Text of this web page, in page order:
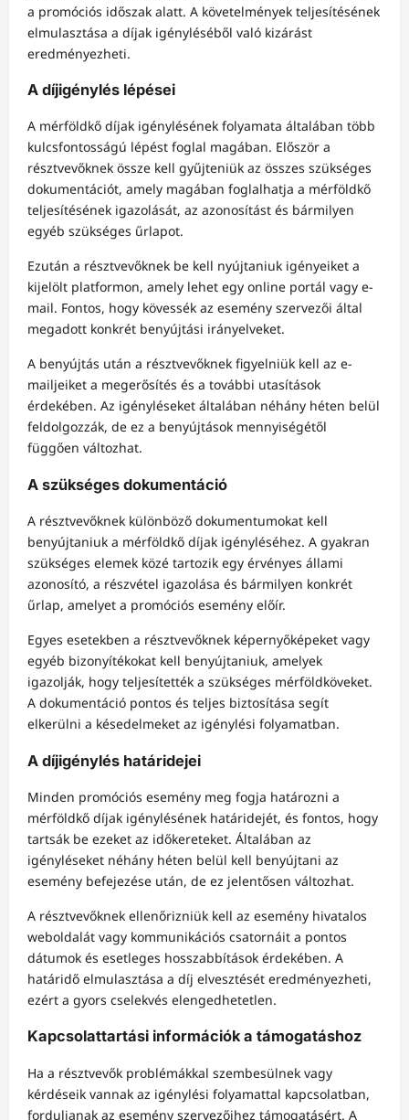
a promóciós időszak alatt. A követelmények teljesítésének
elmulasztása a díjak igényléséből való kizárást
eredményezheti.
A díjigénylés lépései
A mérföldkő díjak igénylésének folyamata általában több
kulcsfontosságú lépést foglal magában. Először a
résztvevőknek össze kell gyűjteniük az összes szükséges
dokumentációt, amely magában foglalhatja a mérföldkő
teljesítésének igazolását, az azonosítást és bármilyen
egyéb szükséges űrlapot.
Ezután a résztvevőknek be kell nyújtaniuk igényeiket a
kijelölt platformon, amely lehet egy online portál vagy e-
mail. Fontos, hogy kövessék az esemény szervezői által
megadott konkrét benyújtási irányelveket.
A benyújtás után a résztvevőknek figyelniük kell az e-
mailjeiket a megerősítés és a további utasítások
érdekében. Az igényléseket általában néhány héten belül
feldolgozzák, de ez a benyújtások mennyiségétől
függően változhat.
A szükséges dokumentáció
A résztvevőknek különböző dokumentumokat kell
benyújtaniuk a mérföldkő díjak igényléséhez. A gyakran
szükséges elemek közé tartozik egy érvényes állami
azonosító, a részvétel igazolása és bármilyen konkrét
űrlap, amelyet a promóciós esemény előír.
Egyes esetekben a résztvevőknek képernyőképeket vagy
egyéb bizonyítékokat kell benyújtaniuk, amelyek
igazolják, hogy teljesítették a szükséges mérföldköveket.
A dokumentáció pontos és teljes biztosítása segít
elkerülni a késedelmeket az igénylési folyamatban.
A díjigénylés határidejei
Minden promóciós esemény meg fogja határozni a
mérföldkő díjak igénylésének határidejét, és fontos, hogy
tartsák be ezeket az időkereteket. Általában az
igényléseket néhány héten belül kell benyújtani az
esemény befejezése után, de ez jelentősen változhat.
A résztvevőknek ellenőrizniük kell az esemény hivatalos
weboldalát vagy kommunikációs csatornáit a pontos
dátumok és esetleges hosszabbítások érdekében. A
határidő elmulasztása a díj elvesztését eredményezheti,
ezért a gyors cselekvés elengedhetetlen.
Kapcsolattartási információk a támogatáshoz
Ha a résztvevők problémákkal szembesülnek vagy
kérdéseik vannak az igénylési folyamattal kapcsolatban,
forduljanak az esemény szervezőihez támogatásért. A